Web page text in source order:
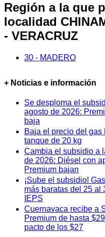
Región a la que
localidad
- VERACRUZ
30 - MADERO
+ Noticias e información
Se desploma el
agosto de 2026:
baja
Baja el precio del gas
tanque de 20 kg
Cambia el subsidio a
de 2026: Diésel con
Premium bajan
¡Sube el subsidio!
más baratas del 25 al
IEPS
Cuernavaca recibe a
Premium de hasta
pacto de los $27